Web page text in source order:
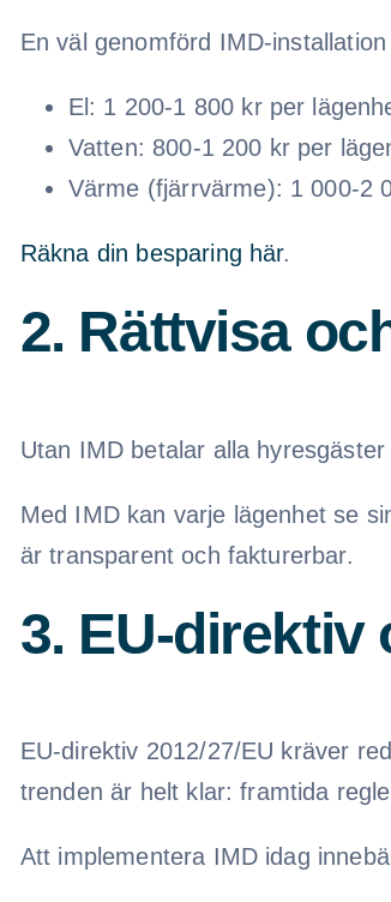
En väl genomförd IMD-
El: 1 200-1 800 kr per
Vatten: 800-1 200 kr per
Värme (fjärrvärme): 1 000-2
Räkna din besparing här.
2. Rättvisa
Utan IMD betalar alla
Med IMD kan varje lägenhet se
är transparent och fakturerbar.
3. EU-direktiv
EU-direktiv 2012/27/EU kräver
trenden är helt klar: framtida
Att implementera IMD idag